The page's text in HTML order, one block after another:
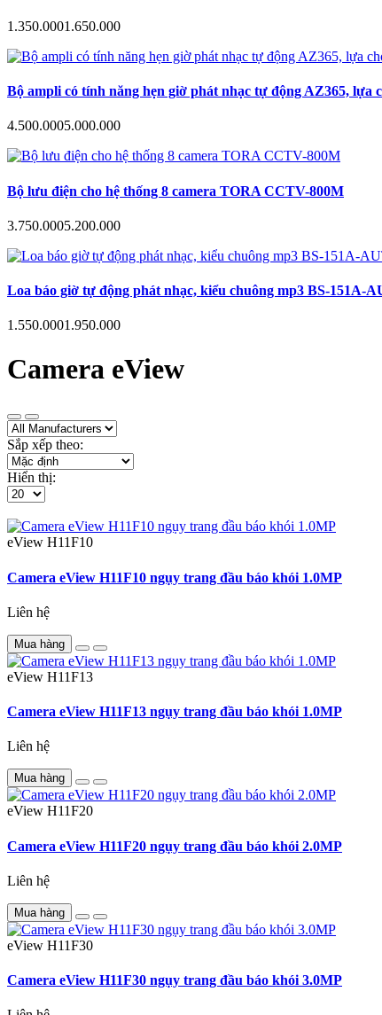
1.350.0001.650.000
Bộ ampli có tính năng hẹn giờ phát nhạc tự động AZ365, lựa
4.500.0005.000.000
Bộ lưu điện cho hệ thống 8 camera TORA CCTV-800M
3.750.0005.200.000
Loa báo giờ tự động phát nhạc, kiểu chuông mp3 BS-151A-
1.550.0001.950.000
Camera eView
Sắp xếp theo:
Hiển thị:
eView H11F10
Camera eView H11F10 ngụy trang đầu báo khói 1.0MP
Liên hệ
Mua hàng
eView H11F13
Camera eView H11F13 ngụy trang đầu báo khói 1.0MP
Liên hệ
Mua hàng
eView H11F20
Camera eView H11F20 ngụy trang đầu báo khói 2.0MP
Liên hệ
Mua hàng
eView H11F30
Camera eView H11F30 ngụy trang đầu báo khói 3.0MP